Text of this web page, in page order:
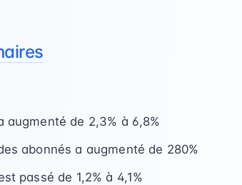
augmenté de 2,3% à 6,8%
abonnés a augmenté de 280%
passé de 1,2% à 4,1%